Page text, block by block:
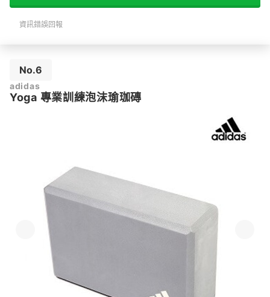
資訊錯誤回報
No.6
adidas
Yoga 專業訓練泡沫瑜珈磚